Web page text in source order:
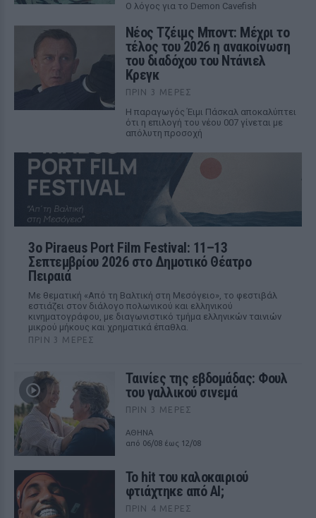
Ο λόγος για το Demon Cavefish
Νέος Τζέιμς Μποντ: Μέχρι το
τέλος του 2026 η ανακοίνωση
του διαδόχου του Ντάνιελ
Κρεγκ
ΠΡΙΝ 3 ΜΈΡΕΣ
Η παραγωγός Έιμι Πάσκαλ αποκαλύπτει
ότι η επιλογή του νέου 007 γίνεται με
απόλυτη προσοχή
3ο Piraeus Port Film Festival: 11–13
Σεπτεμβρίου 2026 στο Δημοτικό Θέατρο
Πειραιά
Με θεματική «Από τη Βαλτική στη Μεσόγειο», το φεστιβάλ
εστιάζει στον διάλογο πολωνικού και ελληνικού
κινηματογράφου, με διαγωνιστικό τμήμα ελληνικών ταινιών
μικρού μήκους και χρηματικά έπαθλα.
ΠΡΙΝ 3 ΜΈΡΕΣ
Ταινίες της εβδομάδας: Φουλ
του γαλλικού σινεμά
ΠΡΙΝ 3 ΜΈΡΕΣ
ΑΘΗΝΑ
από 06/08 έως 12/08
Το hit του καλοκαιριού
φτιάχτηκε από AI;
ΠΡΙΝ 4 ΜΈΡΕΣ